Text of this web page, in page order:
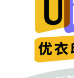
在评论数量悬
投入大量广告
五、选品启示
通过这个案例，新